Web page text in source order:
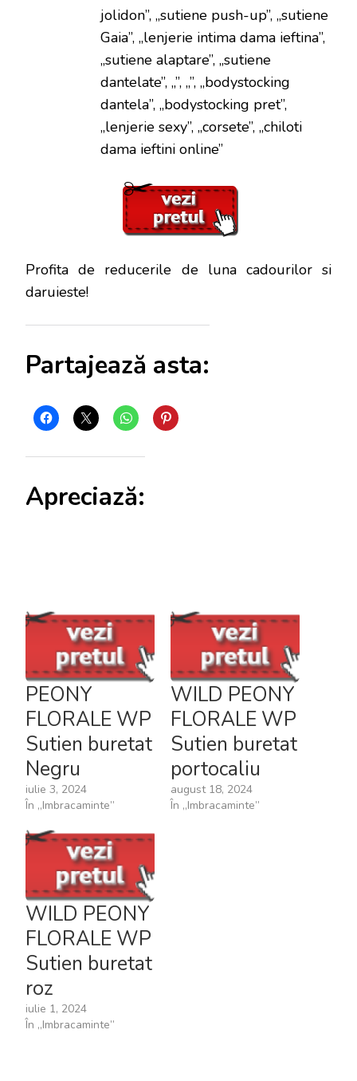
jolidon”, „sutiene push-up”, „sutiene
Gaia”, „lenjerie intima dama ieftina”,
„sutiene alaptare”, „sutiene
dantelate”, „”, „”, „bodystocking
dantela”, „bodystocking pret”,
„lenjerie sexy”, „corsete”, „chiloti
dama ieftini online”
Profita de reducerile de luna cadourilor si
daruieste!
Partajează asta:
Apreciază:
PEONY
FLORALE WP
Sutien buretat
Negru
iulie 3, 2024
În „Imbracaminte”
WILD PEONY
FLORALE WP
Sutien buretat
portocaliu
august 18, 2024
În „Imbracaminte”
WILD PEONY
FLORALE WP
Sutien buretat
roz
iulie 1, 2024
În „Imbracaminte”